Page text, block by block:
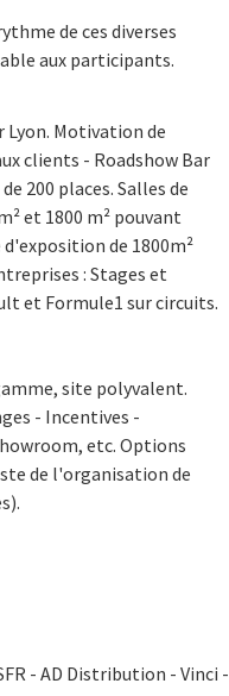
de ces diverses
aux participants.
Motivation de
clients - Roadshow Bar
200 places. Salles de
et 1800 m² pouvant
d'exposition de 1800m²
: Stages et
et Formule1 sur circuits.
site polyvalent.
- Incentives -
etc. Options
de l'organisation de
- AD Distribution - Vinci -